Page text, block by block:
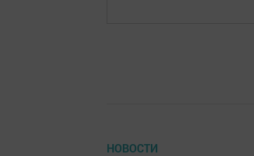
НОВОСТИ